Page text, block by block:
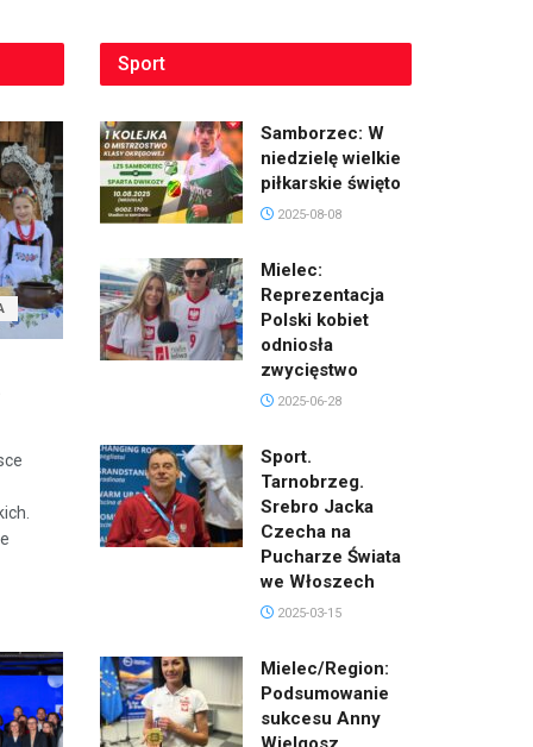
Sport
Samborzec: W
niedzielę wielkie
piłkarskie święto
2025-08-08
Mielec:
Reprezentacja
Polski kobiet
odniosła
zwycięstwo
2025-06-28
Sport.
Tarnobrzeg.
Srebro Jacka
Czecha na
Pucharze Świata
we Włoszech
2025-03-15
Mielec/Region:
Podsumowanie
sukcesu Anny